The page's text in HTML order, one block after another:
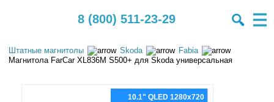
8 (800) 511-23-29
Штатные магнитолы Skoda
Fabia
Магнитола FarCar XL836M S500+ для Skoda универсальная
10.1" QLED 1280x720